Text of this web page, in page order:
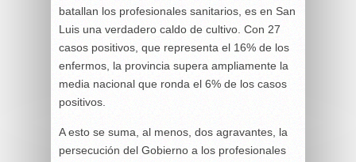
batallan los profesionales sanitarios, es en San
Luis una verdadero caldo de cultivo. Con 27
casos positivos, que representa el 16% de los
enfermos, la provincia supera ampliamente la
media nacional que ronda el 6% de los casos
positivos.
A esto se suma, al menos, dos agravantes, la
persecución del Gobierno a los profesionales